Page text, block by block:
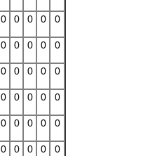
0 0 0 0 0
0 0 0 0 0
0 0 0 0 0
0 0 0 0 0
0 0 0 0 0
0 0 0 0 0